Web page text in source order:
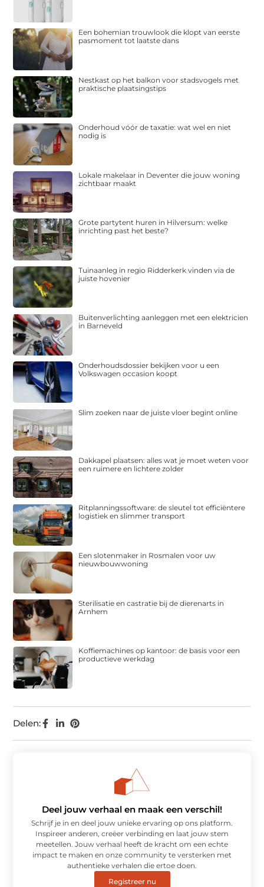
Delen:
Een bohemian trouwlook die klopt van eerste
pasmoment tot laatste dans
Nestkast op het balkon voor stadsvogels met
praktische plaatsingstips
Onderhoud vóór de taxatie: wat wel en niet
nodig is
Lokale makelaar in Deventer die jouw woning
zichtbaar maakt
Grote partytent huren in Hilversum: welke
inrichting past het beste?
Tuinaanleg in regio Ridderkerk vinden via de
juiste hovenier
Buitenverlichting aanleggen met een elektricien
in Barneveld
Onderhoudsdossier bekijken voor u een
Volkswagen occasion koopt
Slim zoeken naar de juiste vloer begint online
Dakkapel plaatsen: alles wat je moet weten voor
een ruimere en lichtere zolder
Ritplanningssoftware: de sleutel tot efficiëntere
logistiek en slimmer transport
Een slotenmaker in Rosmalen voor uw
nieuwbouwwoning
Sterilisatie en castratie bij de dierenarts in
Arnhem
Koffiemachines op kantoor: de basis voor een
productieve werkdag
Deel jouw verhaal en maak een verschil!
Schrijf je in en deel jouw unieke ervaring op ons platform.
Inspireer anderen, creëer verbinding en laat jouw stem
meetellen. Jouw verhaal heeft de kracht om een echte
impact te maken en onze community te versterken met
authentieke verhalen die ertoe doen.
Registreer nu